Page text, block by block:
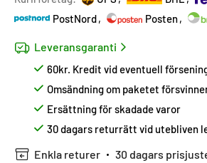
PostNord
Posten
Leveransgaranti
60kr. Kredit vid eventuell
Omsändning om paketet
Ersättning för skadade varor
30 dagars returrätt vid utebliven
Enkla returer 30 dagars